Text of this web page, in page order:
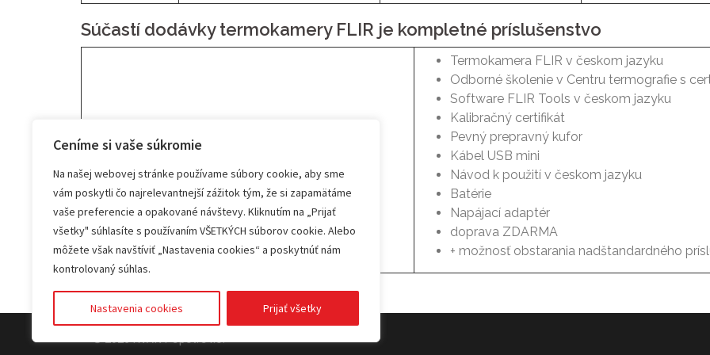
Ceníme si vaše súkromie
Na našej webovej stránke používame súbory cookie, aby sme
vám poskytli čo najrelevantnejší zážitok tým, že si zapamätáme
vaše preferencie a opakované návštevy. Kliknutím na „Prijať
všetky" súhlasíte s používaním VŠETKÝCH súborov cookie. Alebo
môžete však navštíviť „Nastavenia cookies“ a poskytnúť nám
kontrolovaný súhlas.
Nastavenia cookies Prijať všetky
Súčastí dodávky termokamery FLIR je kompletné príslušenstvo
Termokamera FLIR v českom jazyku
Odborné školenie v Centru termografie s
Software FLIR Tools v českom jazyku
Kalibračný certifikát
Pevný prepravný kufor
Kábel USB mini
Návod k použití v českom jazyku
Batérie
Napájací adaptér
doprava ZDARMA
+ možnosť obstarania nadštandardného